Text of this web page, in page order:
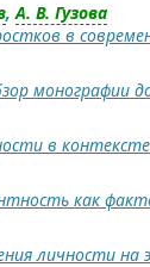
,А. В. Гузова
в
монографии
в
как
личности на